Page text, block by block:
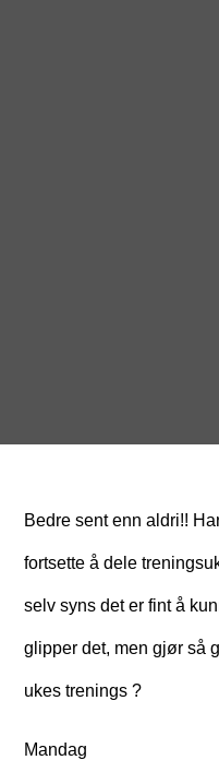
Bedre sent enn aldri!!
fortsette å dele
selv syns det er fint å
glipper det, men gjør så
ukes trenings ?
Mandag